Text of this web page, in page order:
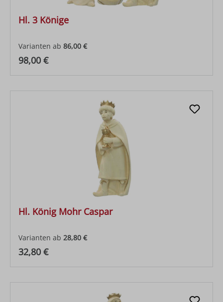
Hl. 3 Könige
Varianten ab 86,00 €
Regulärer Preis:
98,00 €
Hl. König Mohr Caspar
Varianten ab 28,80 €
Regulärer Preis:
32,80 €